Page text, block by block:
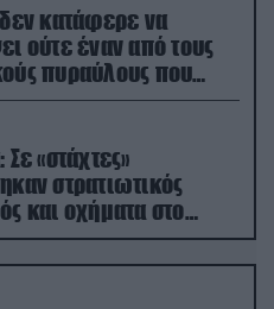
κατάφερε να
ούτε έναν από τους
πυραύλους που
εναντίον του
«στάχτες»
στρατιωτικός
και οχήματα στο
από ρωσικά